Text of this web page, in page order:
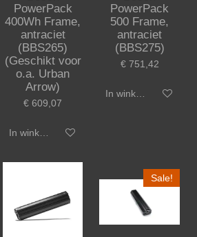
PowerPack
400Wh Frame,
antraciet
(BBS265)
(Geschikt voor
o.a. Urban
Arrow)
€ 609,07
In winkelwagen
PowerPack
500 Frame,
antraciet
(BBS275)
€ 751,42
In winkelwagen
Sale!